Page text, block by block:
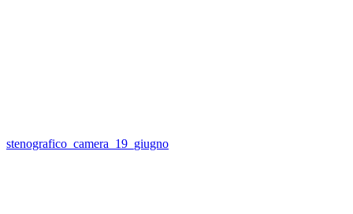
stenografico_camera_19_giugno